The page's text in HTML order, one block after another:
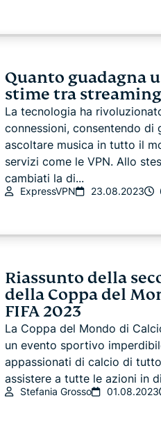
Quanto guadagna
stime tra
La tecnologia ha
connessioni, consentendo di
ascoltare musica in tutto il
servizi come le VPN. Allo
cambiati la di...
ExpressVPN 23.08.2023
Riassunto della
della Coppa del
FIFA 2023
La Coppa del Mondo di
un evento sportivo
appassionati di calcio di
assistere a tutte le azioni in
Stefania Grosso 01.08.2023